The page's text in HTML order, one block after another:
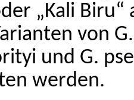
„Kali Biru“
von
und G.
werden.